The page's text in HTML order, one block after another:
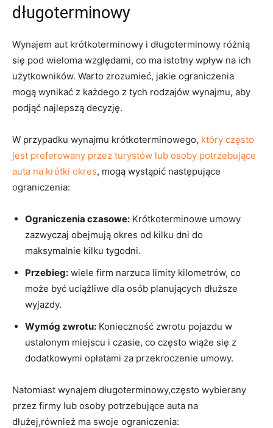
długoterminowy
Wynajem aut krótkoterminowy i długoterminowy różnią
się​ pod wieloma względami, co ma istotny wpływ na⁣ ich
‍użytkowników. Warto zrozumieć,‍ jakie ograniczenia
mogą⁣ wynikać z każdego z ‍tych ​rodzajów wynajmu, aby
podjąć ⁣najlepszą decyzję.
W ⁣przypadku⁣ wynajmu krótkoterminowego, ‍ który często
jest​ preferowany⁤ przez turystów lub osoby potrzebujące
auta na⁤ krótki ‍okres, mogą wystąpić następujące
ograniczenia:
Ograniczenia czasowe: Krótkoterminowe ‍umowy
zazwyczaj⁤ obejmują okres⁤ od kilku⁤ dni do
maksymalnie ‍kilku tygodni.
Przebieg: wiele ​firm narzuca limity kilometrów, co
może być uciążliwe dla osób ‍planujących dłuższe
wyjazdy.
Wymóg zwrotu: Konieczność ⁣zwrotu pojazdu‍ w
ustalonym miejscu i‌ czasie, co ‍często ​wiąże się z
dodatkowymi opłatami za przekroczenie‍ umowy.
Natomiast wynajem długoterminowy,często wybierany‍
przez firmy ⁣lub osoby potrzebujące auta na
dłużej,również ​ma swoje ograniczenia: